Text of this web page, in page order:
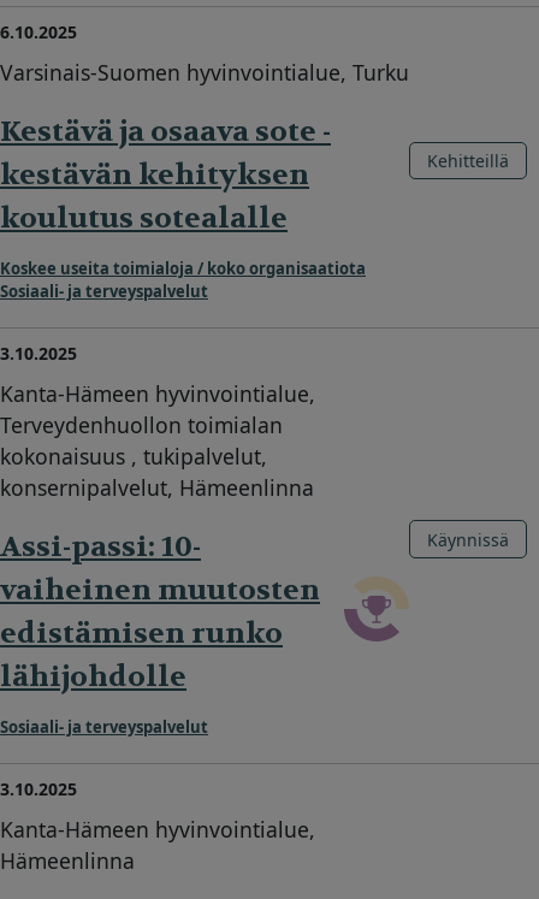
6.10.2025
Varsinais-Suomen hyvinvointialue, Turku
Kestävä ja osaava sote -
kestävän kehityksen
koulutus sotealalle
Koskee useita toimialoja / koko organisaatiota
Sosiaali- ja terveyspalvelut
Kehitteillä
3.10.2025
Kanta-Hämeen hyvinvointialue,
Terveydenhuollon toimialan
kokonaisuus , tukipalvelut,
konsernipalvelut, Hämeenlinna
Assi-passi: 10-
vaiheinen muutosten
edistämisen runko
lähijohdolle
Sosiaali- ja terveyspalvelut
Käynnissä
3.10.2025
Kanta-Hämeen hyvinvointialue,
Hämeenlinna